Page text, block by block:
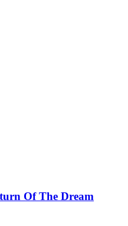
Of The Dream